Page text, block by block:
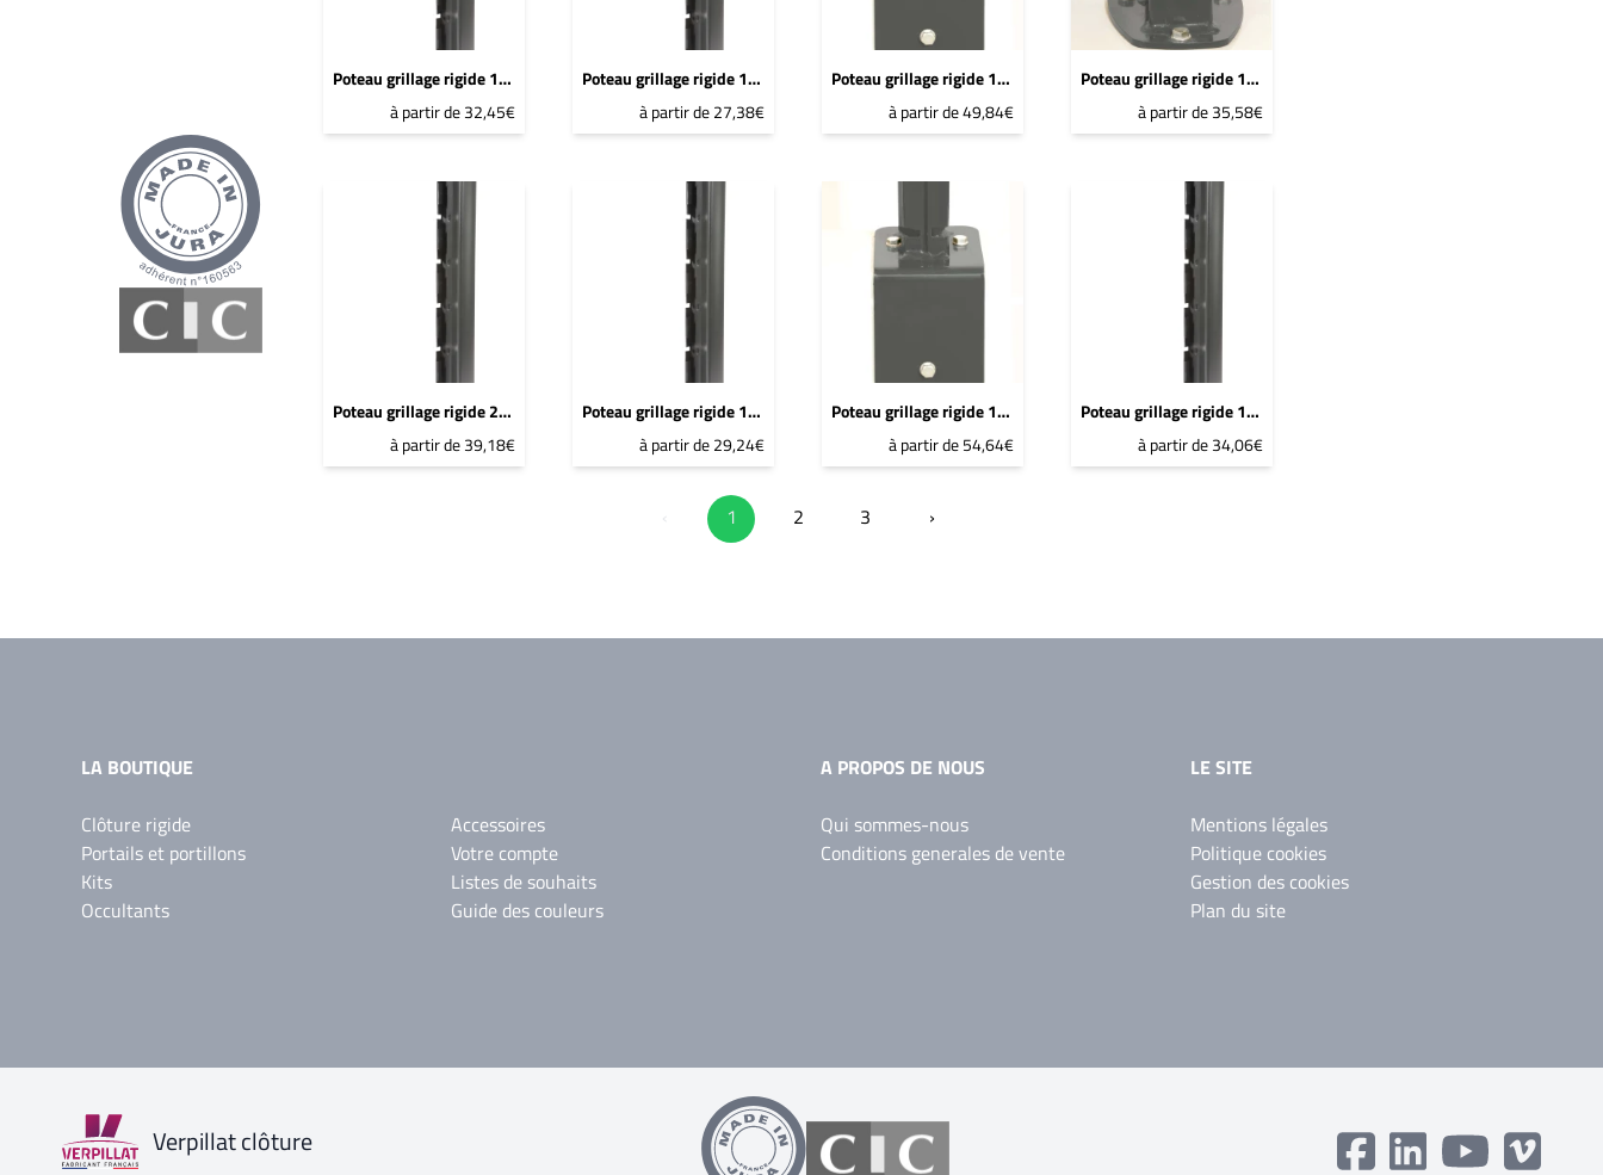
Poteau grillage rigide 1867mm Bleu 2600 Sablé - DeltaMax à sceller
à partir de 32,45€
Poteau grillage rigide 1567mm Bleu 2600 Sablé - DeltaMax à sceller
à partir de 27,38€
Poteau grillage rigide 1467mm Bleu 2600 Sablé - DeltaMax platine équerre soudée
à partir de 49,84€
Poteau grillage rigide 1267mm Bleu 2600 Sablé - DeltaMax platine soudée
à partir de 35,58€
Poteau grillage rigide 2267mm Bleu 2600 Sablé - DeltaMax à sceller
à partir de 39,18€
Poteau grillage rigide 1667mm Bleu 2600 Sablé - DeltaMax à sceller
à partir de 29,24€
Poteau grillage rigide 1667mm Bleu 2600 Sablé - DeltaMax platine équerre soudée
à partir de 54,64€
Poteau grillage rigide 1967mm Bleu 2600 Sablé - DeltaMax à sceller
à partir de 34,06€
‹ 1 2 3 ›
LA BOUTIQUE
Clôture rigide
Portails et portillons
Kits
Occultants
Accessoires
Votre compte
Listes de souhaits
Guide des couleurs
A PROPOS DE NOUS
Qui sommes-nous
Conditions generales de vente
LE SITE
Mentions légales
Politique cookies
Gestion des cookies
Plan du site
Verpillat clôture